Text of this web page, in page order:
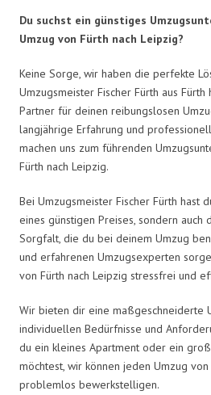
Du suchst ein günstiges
Umzug von Fürth nach Leipzig?
Keine Sorge, wir haben die perfekte
Umzugsmeister Fischer Fürth aus
Partner für deinen reibungslosen
langjährige Erfahrung und
machen uns zum führenden
Fürth nach Leipzig.
Bei Umzugsmeister Fischer Fürth hast
eines günstigen Preises, sondern auch
Sorgfalt, die du bei deinem Umzug
und erfahrenen Umzugsexperten
von Fürth nach Leipzig stressfrei und
Wir bieten dir eine maßgeschneiderte
individuellen Bedürfnisse und
du ein kleines Apartment oder ein
möchtest, wir können jeden Umzug
problemlos bewerkstelligen.